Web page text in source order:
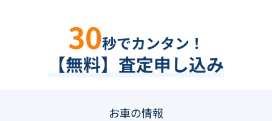
30秒でカンタン！
【無料】査定申し込み
お車の情報